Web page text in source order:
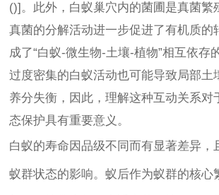
()]。此外，白蚁巢穴内的菌圃是真菌繁
真菌的分解活动进一步促进了有机质的
成了“白蚁-微生物-土壤-植物”相互依存
过度密集的白蚁活动也可能导致局部土
养分失衡，因此，理解这种互动关系对
态保护具有重要意义。
白蚁的寿命因品级不同而有显著差异，
蚁群状态的影响。蚁后作为蚁群的核心